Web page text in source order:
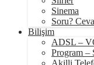
Sinema
Soru?
Bilişim
ADSL –
Program –
Akilli